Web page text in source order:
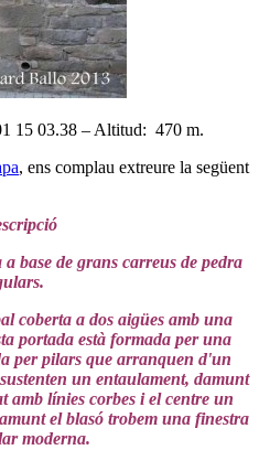
15 03.38 – Altitud: 470 m.
, ens complau extreure la següent
base de grans carreus de pedra
coberta a dos aigües amb una
portada està formada per una
per pilars que arranquen d'un
un entaulament, damunt
línies corbes i el centre un
el blasó trobem una finestra
moderna.